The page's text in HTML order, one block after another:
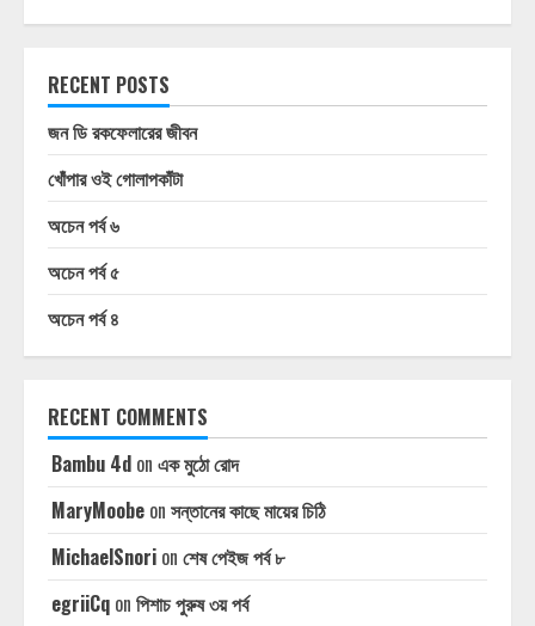
RECENT POSTS
জন ডি রকফেলারের জীবন
খোঁপার ওই গোলাপকাঁটা
অচেন পর্ব ৬
অচেন পর্ব ৫
অচেন পর্ব ৪
RECENT COMMENTS
Bambu 4d on এক মুঠো রোদ
MaryMoobe on সন্তানের কাছে মায়ের চিঠি
MichaelSnori on শেষ পেইজ পর্ব ৮
egriiCq on পিশাচ পুরুষ ৩য় পর্ব